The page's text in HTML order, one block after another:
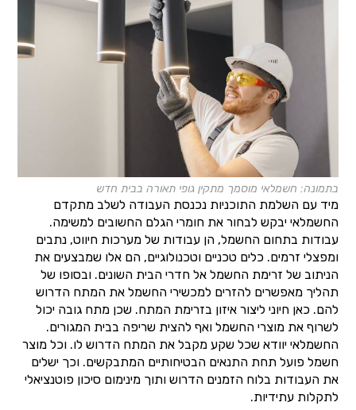
בתמונה: חשמלאי מוסמך מתקין גופי תאורה בבית חדש
מיד עם השלמת התוכניות נכנסת העבודה לשלב מתקדם
החשמלאי יבקש לבחור את חומרי הגלם החשובים למשימה.
עבודות בתחום החשמל, הן עבודות של מערכות חיווט, נתבים
ומפצלי זרמים. כלים טכניים וטכנולוגיים, הם אלו שמבצעים את
הניתוב של זרימת החשמל אל חדרי הבית השונים. ובסופו של
תהליך מאפשרים להזרים למכשירי החשמל את המתח הדרוש
להם. כאן חיוני ליצור איזון בזרימת המתח. שכן מתח גובה יכול
לשרוף את מוצרי החשמל ואף להצית שריפה בבית המגורים.
החשמלאי יוודא שכל שקע מקבל את המתח הדרוש לו. וכל מוצר
חשמל פועל תחת התנאים הבטיחותיים המתבקשים. וכך ישלים
את העבודות בלוח הזמנים הדרוש ותוך מינימום סיכון פוטנציאלי
לתקלות עתידיות.